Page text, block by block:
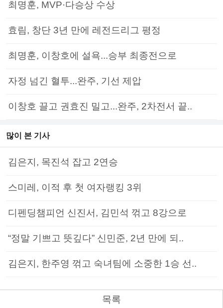
최명훈, MVP·다승상 수상
효림, 창단 3년 만에 레전드리그 평정
최명훈, 이창호에 설욕...승부 최종전으로
자정 넘긴 혈투...완주, 기선 제압
이창호 끌고 권효진 밀고...완주, 2차전서 끝..
많이 본 기사
김은지, 목진석 잡고 2연승
스미레, 이적 후 첫 여자랭킹 3위
디펜딩챔피언 신진서, 김민석 꺾고 8강으로
“정말 기쁘고 뜻깊다” 신민준, 2년 만에 되..
김은지, 한주영 꺾고 숙녀팀에 소중한 1승 선..
목록